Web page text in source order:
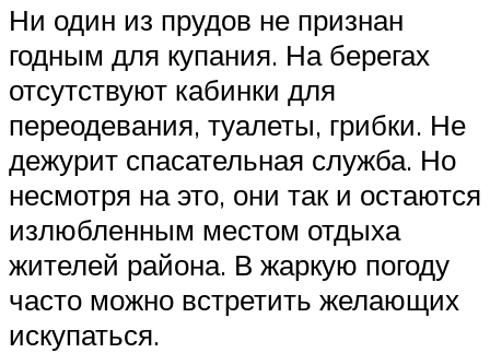
Ни один из прудов не признан
годным для купания. На берегах
отсутствуют кабинки для
переодевания, туалеты, грибки. Не
дежурит спасательная служба. Но
несмотря на это, они так и остаются
излюбленным местом отдыха
жителей района. В жаркую погоду
часто можно встретить желающих
искупаться.